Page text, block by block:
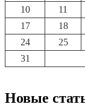
10
11
17
18
24
25
31
Новые